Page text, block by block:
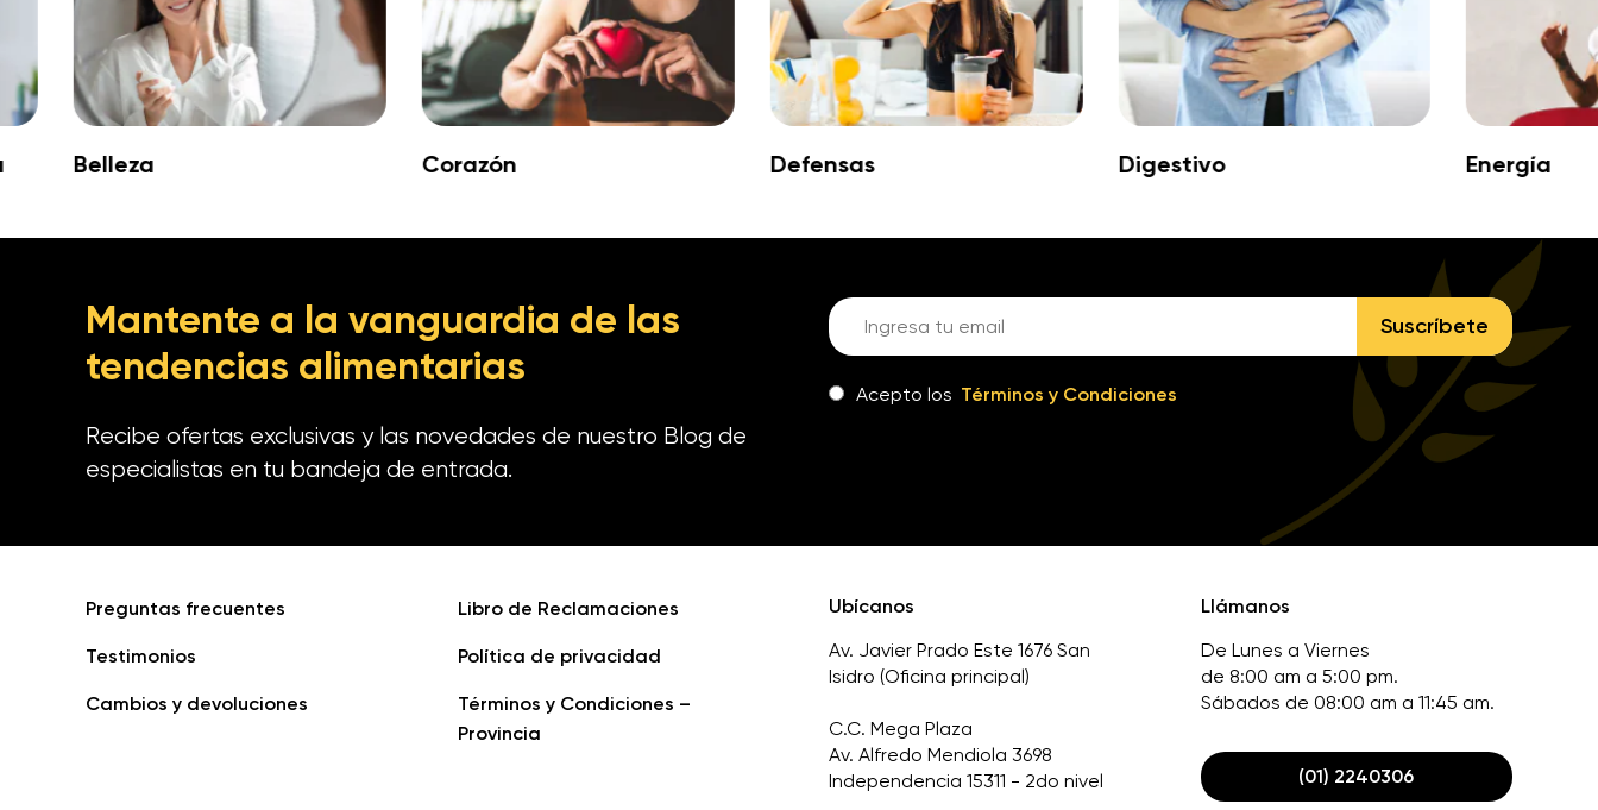
Belleza Corazón Defensas Digestivo Energía
Mantente a la vanguardia de las
tendencias alimentarias
Recibe ofertas exclusivas y las novedades de nuestro Blog de
especialistas en tu bandeja de entrada.
Suscríbete
Acepto los Términos y Condiciones
Preguntas frecuentes
Testimonios
Cambios y devoluciones
Libro de Reclamaciones
Política de privacidad
Términos y Condiciones –
Provincia
Ubícanos
Av. Javier Prado Este 1676 San
Isidro (Oficina principal)
C.C. Mega Plaza
Av. Alfredo Mendiola 3698
Independencia 15311 - 2do nivel
Llámanos
De Lunes a Viernes
de 8:00 am a 5:00 pm.
Sábados de 08:00 am a 11:45 am.
(01) 2240306